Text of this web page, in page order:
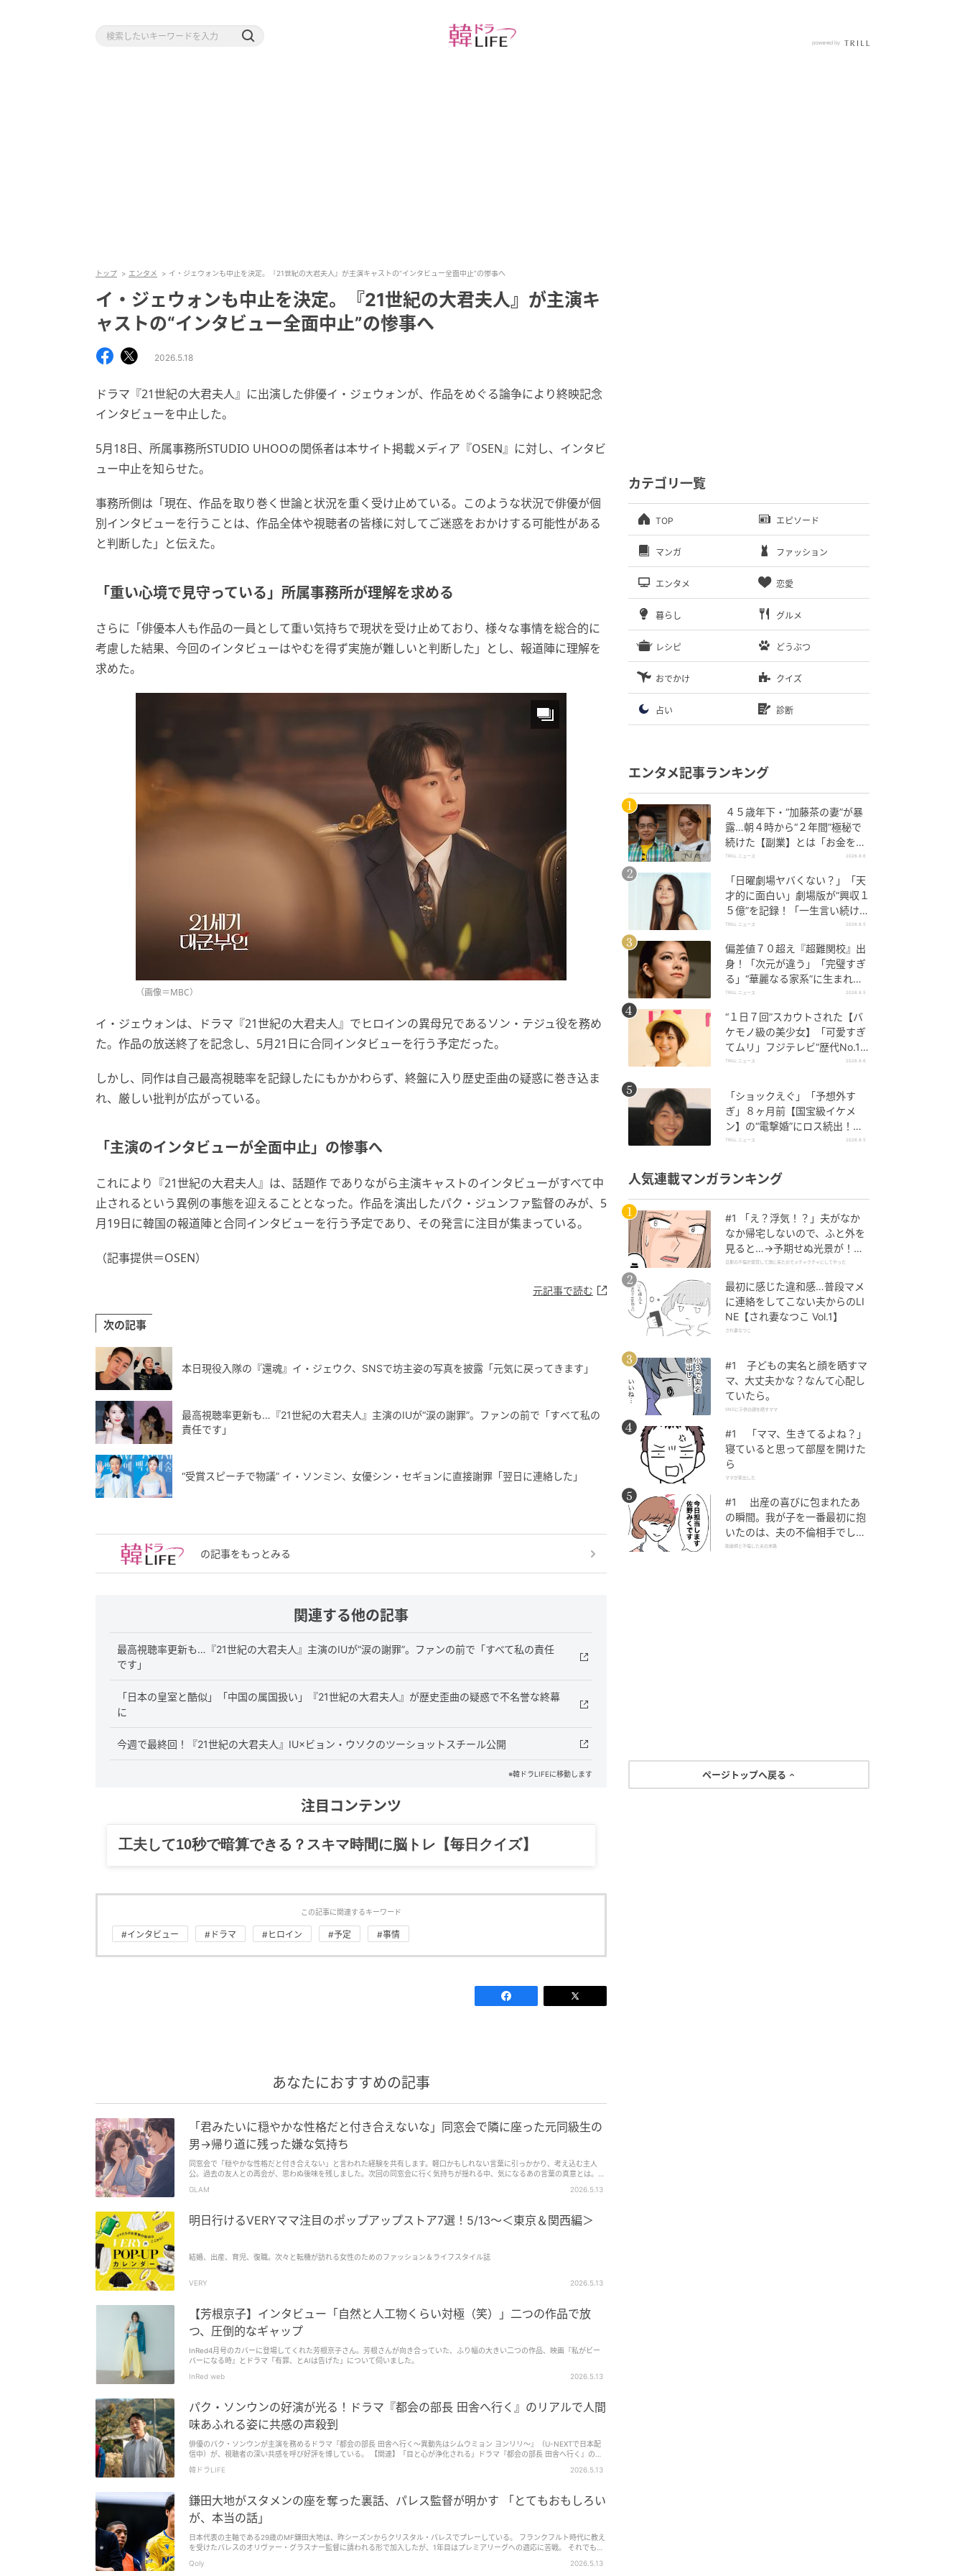
トップ エンタメ イ・ジェウォンも中止を決定。『21世紀の大君夫人』が主演キャストの“インタビュー全面中止”の惨事へ
イ・ジェウォンも中止を決定。『21世紀の大君夫人』が主演キ
ャストの“インタビュー全面中止”の惨事へ
2026.5.18
ドラマ『21世紀の大君夫人』に出演した俳優イ・ジェウォンが、作品をめぐる論争により終映記念
インタビューを中止した。
5月18日、所属事務所STUDIO UHOOの関係者は本サイト掲載メディア『OSEN』に対し、インタビ
ュー中止を知らせた。
事務所側は「現在、作品を取り巻く世論と状況を重く受け止めている。このような状況で俳優が個
別インタビューを行うことは、作品全体や視聴者の皆様に対してご迷惑をおかけする可能性がある
と判断した」と伝えた。
「重い心境で見守っている」所属事務所が理解を求める
さらに「俳優本人も作品の一員として重い気持ちで現状を受け止めており、様々な事情を総合的に
考慮した結果、今回のインタビューはやむを得ず実施が難しいと判断した」とし、報道陣に理解を
求めた。
（画像＝MBC）
イ・ジェウォンは、ドラマ『21世紀の大君夫人』でヒロインの異母兄であるソン・テジュ役を務め
た。作品の放送終了を記念し、5月21日に合同インタビューを行う予定だった。
しかし、同作は自己最高視聴率を記録したにもかかわらず、終盤に入り歴史歪曲の疑惑に巻き込ま
れ、厳しい批判が広がっている。
「主演のインタビューが全面中止」の惨事へ
これにより『21世紀の大君夫人』は、話題作 でありながら主演キャストのインタビューがすべて中
止されるという異例の事態を迎えることとなった。作品を演出したパク・ジュンファ監督のみが、5
月19日に韓国の報道陣と合同インタビューを行う予定であり、その発言に注目が集まっている。
（記事提供＝OSEN）
元記事で読む
次の記事
本日現役入隊の『還魂』イ・ジェウク、SNSで坊主姿の写真を披露「元気に戻ってきます」
最高視聴率更新も…『21世紀の大君夫人』主演のIUが“涙の謝罪”。ファンの前で「すべて私の
責任です」
“受賞スピーチで物議” イ・ソンミン、女優シン・セギョンに直接謝罪「翌日に連絡した」
の記事をもっとみる
関連する他の記事
最高視聴率更新も…『21世紀の大君夫人』主演のIUが“涙の謝罪”。ファンの前で「すべて私の責任
です」
「日本の皇室と酷似」「中国の属国扱い」『21世紀の大君夫人』が歴史歪曲の疑惑で不名誉な終幕
に
今週で最終回！『21世紀の大君夫人』IU×ビョン・ウソクのツーショットスチール公開
※韓ドラLIFEに移動します
注目コンテンツ
グルメ、ギャグ、子育て、旅行記……全部、読めます。
この記事に関連するキーワード
#インタビュー #ドラマ #ヒロイン #予定 #事情
あなたにおすすめの記事
「君みたいに穏やかな性格だと付き合えないな」同窓会で隣に座った元同級生の
男→帰り道に残った嫌な気持ち
同窓会で「穏やかな性格だと付き合えない」と言われた経験を共有します。軽口かもしれない言葉に引っかかり、考え込む主人
公。過去の友人との再会が、思わぬ後味を残しました。次回の同窓会に行く気持ちが揺れる中、気になるあの言葉の真意とは。彼
GLAM 2026.5.13
明日行けるVERYママ注目のポップアップストア7選！5/13～＜東京＆関西編＞
結婚、出産、育児、復職。次々と転機が訪れる女性のためのファッション＆ライフスタイル誌
VERY 2026.5.13
【芳根京子】インタビュー「自然と人工物くらい対極（笑）」二つの作品で放
つ、圧倒的なギャップ
InRed4月号のカバーに登場してくれた芳根京子さん。芳根さんが向き合っていた、ふり幅の大きい二つの作品、映画『私がビー
バーになる時』とドラマ「有罪、とAIは告げた」について伺いました。
InRed web
2026.5.13
パク・ソンウンの好演が光る！ドラマ『都会の部長 田舎へ行く』のリアルで人間
味あふれる姿に共感の声殺到
俳優のパク・ソンウンが主演を務めるドラマ『都会の部長 田舎へ行く～異動先はシムウミョン ヨンリリ～』（U-NEXTで日本配
信中）が、視聴者の深い共感を呼び好評を博している。 【関連】「目と心が浄化される」ドラマ『都会の部長 田舎へ行く』の心
ン・テフン一家が、ソウルへの返り咲きを狙い奔走する姿を描いた、人間味あふれるヒューマンドラマ。
韓ドラLIFE 2026.5.13
鎌田大地がスタメンの座を奪った裏話、パレス監督が明かす 「とてもおもしろい
が、本当の話」
日本代表の主軸である29歳のMF鎌田大地は、昨シーズンからクリスタル・パレスでプレーしている。 フランクフルト時代に教え
を受けたパレスのオリヴァー・グラスナー監督に請われる形で加入したが、1年目はプレミアリーグへの適応に苦戦。 それでもシ
な存在となっている。 パレス公式によれば、グラスナー監督は、選手がスタメンの座を勝ち取るケースについてこう語っていた
Qoly 2026.5.13
カテゴリ一覧
TOP エピソード
マンガ ファッション
エンタメ 恋愛
暮らし グルメ
レシピ どうぶつ
おでかけ クイズ
占い 診断
エンタメ記事ランキング
４５歳年下・“加藤茶の妻”が暴
露…朝４時から“２年間”極秘で
続けた【副業】とは「お金を稼
ぐのって大変」
TRILL ニュース 2026.8.6
「日曜劇場ヤバくない？」「天
才的に面白い」劇場版が“興収１
５億”を記録！「一生言い続け
る」放送後も続く“切望の声”
TRILL ニュース 2026.8.5
偏差値７０超え『超難関校』出
身！「次元が違う」「完璧すぎ
る」“華麗なる家系”に生まれた
【規格外の逸材】
TRILL ニュース 2026.8.5
“１日７回”スカウトされた【バ
ケモノ級の美少女】「可愛すぎ
てムリ」フジテレビ“歴代No.1
作”で輝いた『美人女優』
TRILL ニュース 2026.8.6
「ショックえぐ」「予想外す
ぎ」８ヶ月前【国宝級イケメ
ン】の“電撃婚”にロス続出！興
収“９５億超え”シリーズで輝い
TRILL ニュース 2026.8.5
人気連載マンガランキング
#1 「え？浮気！？」夫がなか
なか帰宅しないので、ふと外を
見ると…→予期せぬ光景が！｜
旦那の不倫が発覚して頭に来た
旦那の不倫が発覚して頭に来たのでメチャクチャにしてやった
最初に感じた違和感…普段マメ
に連絡をしてこない夫からのLI
NE【され妻なつこ Vol.1】
され妻なつこ
#1 子どもの実名と顔を晒すマ
マ、大丈夫かな？なんて心配し
ていたら。
SNSに子供の顔を晒すママ
#1 「ママ、生きてるよね？」
寝ていると思って部屋を開けた
ら
ママが家出した
#1 出産の喜びに包まれたあ
の瞬間。我が子を一番最初に抱
いたのは、夫の不倫相手でし
た。
助産師と不倫した夫の末路
ページトップへ戻る